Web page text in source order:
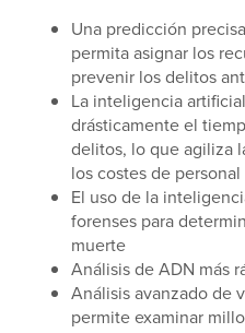
Una predicción
permita asignar los
prevenir los delitos
La inteligencia
drásticamente el
delitos, lo que agiliza
los costes de personal
El uso de la
forenses para
muerte
Análisis de ADN más
Análisis avanzado de
permite examinar